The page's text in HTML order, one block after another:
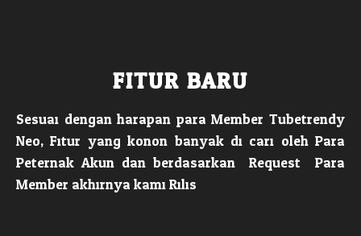
FITUR BARU
Sesuai dengan harapan para Member Tubetrendy
Neo, Fitur yang konon banyak di cari oleh Para
Peternak Akun dan berdasarkan Request Para
Member akhirnya kami Rilis